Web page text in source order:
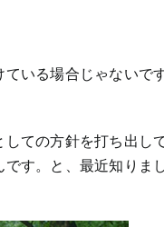
ている場合じゃない
ての方針を打ち出し
です。と、最近知りま